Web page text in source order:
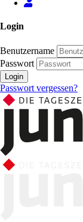
Login
Benutzername
Passwort
Login
Passwort vergessen?